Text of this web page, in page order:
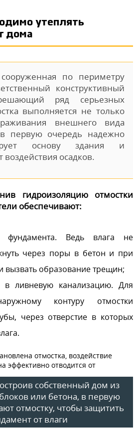
утеплять
дома
по периметру
конструктивный
ряд серьезных
выполняется не только
внешнего вида
первую очередь надежно
основу здания и
осадков.
гидроизоляцию отмостки
обеспечивают:
фундамента. Ведь влага не
через поры в бетон и при
вызвать образование трещин;
в ливневую канализацию. Для
контуру отмостки
через отверстие в которых
собственный дом из
или бетона, в первую
отмостку, чтобы защитить
от влаги